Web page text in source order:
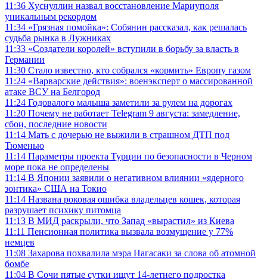
11:36 Хуснуллин назвал восстановление Мариуполя
уникальным рекордом
11:34 «Грязная помойка»: Собянин рассказал, как решалась
судьба рынка в Лужниках
11:33 «Создатели королей» вступили в борьбу за власть в
Германии
11:30 Стало известно, кто собрался «кормить» Европу газом
11:24 «Варварские действия»: военэксперт о массированной
атаке ВСУ на Белгород
11:24 Годовалого малыша заметили за рулем на дорогах
11:20 Почему не работает Telegram 9 августа: замедление,
сбои, последние новости
11:14 Мать с дочерью не выжили в страшном ДТП под
Тюменью
11:14 Параметры проекта Турции по безопасности в Черном
море пока не определены
11:14 В Японии заявили о негативном влиянии «ядерного
зонтика» США на Токио
11:14 Названа роковая ошибка владельцев кошек, которая
разрушает психику питомца
11:13 В МИД раскрыли, что Запад «вырастил» из Киева
11:11 Пенсионная политика вызвала возмущение у 77%
немцев
11:08 Захарова похвалила мэра Нагасаки за слова об атомной
бомбе
11:04 В Сочи пятые сутки ищут 14-летнего подростка